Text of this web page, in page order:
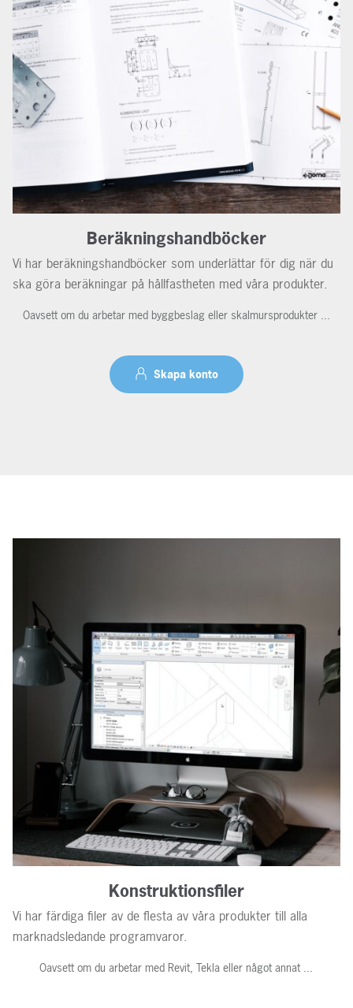
Beräkningshandböcker
Vi har beräkningshandböcker som underlättar för dig när du
ska göra beräkningar på hållfastheten med våra produkter.
Oavsett om du arbetar med byggbeslag eller skalmursprodukter ...
Skapa konto
Konstruktionsfiler
Vi har färdiga filer av de flesta av våra produkter till alla
marknadsledande programvaror.
Oavsett om du arbetar med Revit, Tekla eller något annat ...